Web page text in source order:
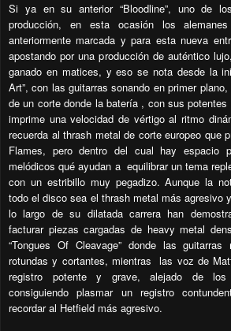
Si ya en su anterior “Bloodline”, uno de
producción, en esta ocasión los
anteriormente marcada y para esta nueva
apostando por una producción de auténtico
ganado en matices, y eso se nota desde la
Art”, con las guitarras sonando en primer
de un corte donde la batería , con sus potentes
imprime una velocidad de vértigo al ritmo
recuerda al thrash metal de corte europeo que
Flames, pero dentro del cual hay espacio
melódicos qué ayudan a equilibrar un tema
con un estribillo muy pegadizo. Aunque la
todo el disco sea el thrash metal más agresivo
lo largo de su dilatada carrera han
facturar piezas cargadas de heavy metal
“Tongues Of Cleavage” donde las
rotundas y cortantes, mientras las voz de
registro potente y grave, alejado de
consiguiendo plasmar un registro
recordar al Hetfield más agresivo.